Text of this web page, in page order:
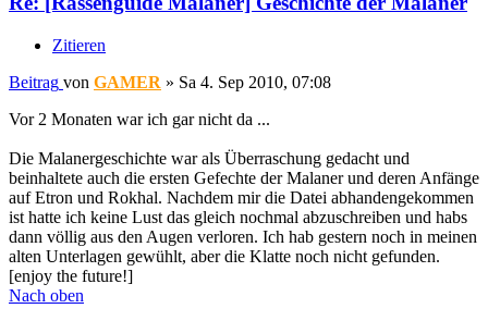
Zitieren
Beitrag von GAMER » Sa 4. Sep 2010, 07:08
Vor 2 Monaten war ich gar nicht da ...
Die Malanergeschichte war als Überraschung gedacht und
beinhaltete auch die ersten Gefechte der Malaner und deren Anfänge
auf Etron und Rokhal. Nachdem mir die Datei abhandengekommen
ist hatte ich keine Lust das gleich nochmal abzuschreiben und habs
dann völlig aus den Augen verloren. Ich hab gestern noch in meinen
alten Unterlagen gewühlt, aber die Klatte noch nicht gefunden.
[enjoy the future!]
Nach oben